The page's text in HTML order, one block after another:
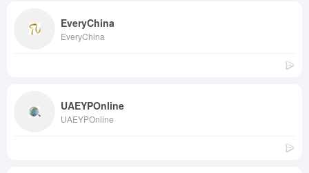
EveryChina
EveryChina
UAEYPOnline
UAEYPOnline